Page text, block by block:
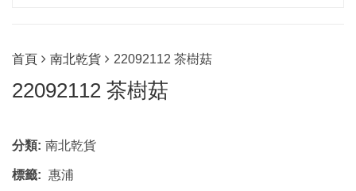
首頁 南北乾貨 22092112 茶樹菇
22092112 茶樹菇
分類: 南北乾貨
標籤: 惠浦